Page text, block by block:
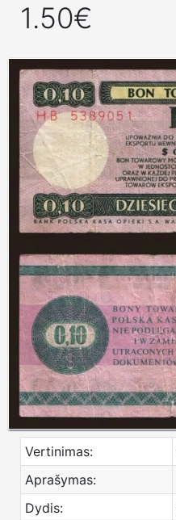
1.50€
Vertinimas:
Aprašymas:
Dydis: